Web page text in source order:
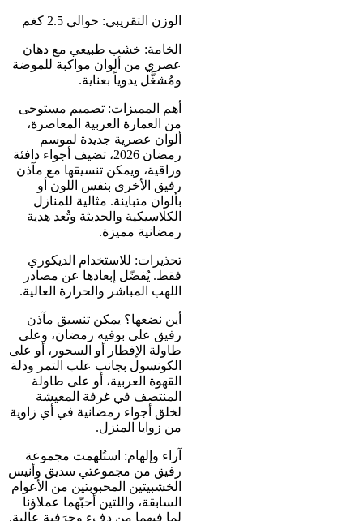
الوزن التقريبي: حوالي 2.5 كغم
الخامة: خشب طبيعي مع دهان
عصري من ألوان مواكبة للموضة
ومُشغَّل يدوياً بعناية.
أهم المميزات: تصميم مستوحى
من العمارة العربية المعاصرة،
ألوان عصرية جديدة لموسم
رمضان 2026، تضيف أجواء دافئة
وراقية، ويمكن تنسيقها مع مآذن
رفيق الأخرى بنفس اللون أو
بألوان متباينة. مثالية للمنازل
الكلاسيكية والحديثة وتُعد هدية
رمضانية مميزة.
تحذيرات: للاستخدام الديكوري
فقط. يُفضّل إبعادها عن مصادر
اللهب المباشر والحرارة العالية.
أين نضعها؟ يمكن تنسيق مآذن
رفيق على بوفيه رمضان، وعلى
طاولة الإفطار أو السحور، أو على
الكونسول بجانب علب التمر ودلة
القهوة العربية، أو على طاولة
المنتصف في غرفة المعيشة
لخلق أجواء رمضانية في أي زاوية
من زوايا المنزل.
آراء وإلهام: استُلهمت مجموعة
رفيق من مجموعتي سديق وأنيس
الخشبيتين المحبوبتين من الأعوام
السابقة، واللتين أحبّهما عملاؤنا
لما فيهما من دفء وحِرَفية عالية.